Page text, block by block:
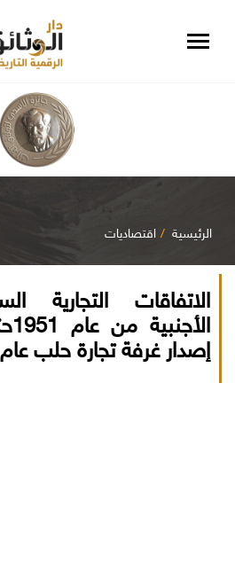
الرئيسية اقتصاديات
الاتفاقات التجارية
إصدار غرفة تجارة حلب عام 1956م